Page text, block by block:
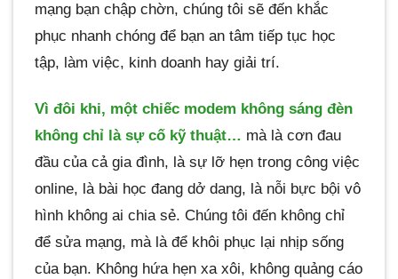
mạng bạn chập chờn, chúng tôi sẽ đến khắc
phục nhanh chóng để bạn an tâm tiếp tục học
tập, làm việc, kinh doanh hay giải trí.
Vì đôi khi, một chiếc modem không sáng đèn
không chỉ là sự cố kỹ thuật… mà là cơn đau
đầu của cả gia đình, là sự lỡ hẹn trong công việc
online, là bài học đang dở dang, là nỗi bực bội vô
hình không ai chia sẻ. Chúng tôi đến không chỉ
để sửa mạng, mà là để khôi phục lại nhịp sống
của bạn. Không hứa hẹn xa xôi, không quảng cáo